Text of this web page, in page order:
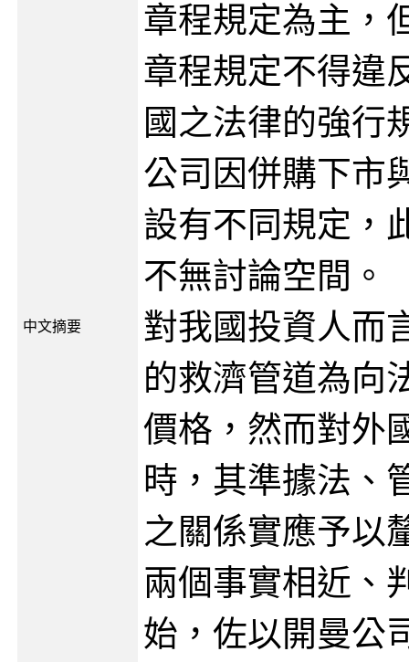
中文摘要
章程規定為主，
章程規定不得違
國之法律的強行
公司因併購下市
設有不同規定，
不無討論空間。
對我國投資人而
的救濟管道為向
價格，然而對外
時，其準據法、
之關係實應予以
兩個事實相近、
始，佐以開曼公